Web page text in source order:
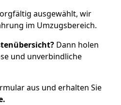
ausgewählt, wir
im Umzugsbereich.
Dann holen
und unverbindliche
aus und erhalten Sie